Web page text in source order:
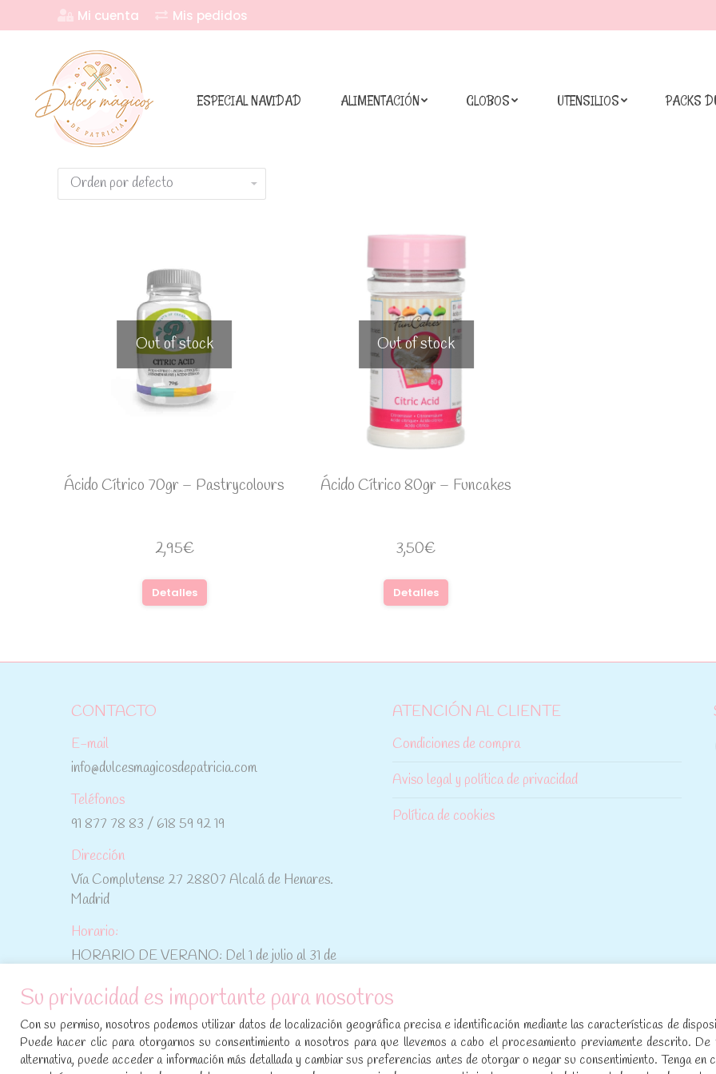
Mi cuenta Mis pedidos
ESPECIAL NAVIDAD ALIMENTACIÓN GLOBOS UTENSILIOS PACKS
Out of stock
Ácido Cítrico 70gr – Pastrycolours
2,95€
Detalles
Out of stock
Ácido Cítrico 80gr – Funcakes
3,50€
Detalles
CONTACTO
E-mail
info@dulcesmagicosdepatricia.com
Teléfonos
91 877 78 83 / 618 59 92 19
Dirección
Vía Complutense 27 28807 Alcalá de Henares.
Madrid
Horario:
HORARIO DE VERANO: Del 1 de julio al 31 de
ATENCIÓN AL CLIENTE
Condiciones de compra
Aviso legal y política de privacidad
Política de cookies
No te pierdas las promociones y novedades,
suscríbete a nuestra newsletter:
[sibwp_form id=1]
Su privacidad es importante para nosotros
Con su permiso, nosotros podemos utilizar datos de localización geográfica precisa e identificación mediante las características de
Puede hacer clic para otorgarnos su consentimiento a nosotros para que llevemos a cabo el procesamiento previamente descrito. De
alternativa, puede acceder a información más detallada y cambiar sus preferencias antes de otorgar o negar su consentimiento. Tenga en